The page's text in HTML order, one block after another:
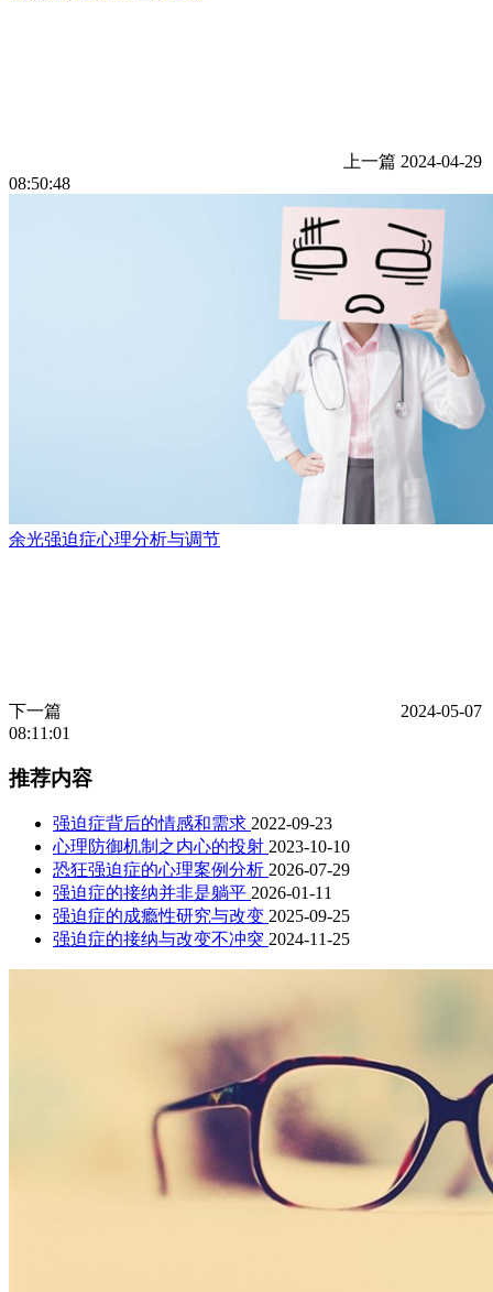
上一篇 2024-04-29
08:50:48
余光强迫症心理分析与调节
下一篇
2024-05-07
08:11:01
推荐内容
强迫症背后的情感和需求 2022-09-23
心理防御机制之内心的投射 2023-10-10
恐狂强迫症的心理案例分析 2026-07-29
强迫症的接纳并非是躺平 2026-01-11
强迫症的成瘾性研究与改变 2025-09-25
强迫症的接纳与改变不冲突 2024-11-25